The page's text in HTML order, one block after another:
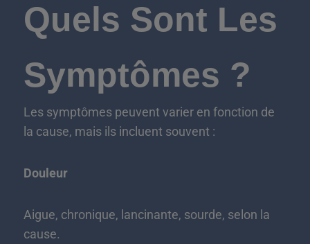
Quels Sont Les
Symptômes ?
Les symptômes peuvent varier en fonction de
la cause, mais ils incluent souvent :
Douleur
Aigue, chronique, lancinante, sourde, selon la
cause.